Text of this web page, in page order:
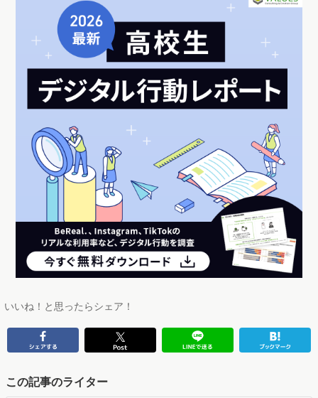
いいね！と思ったらシェア！
この記事のライター